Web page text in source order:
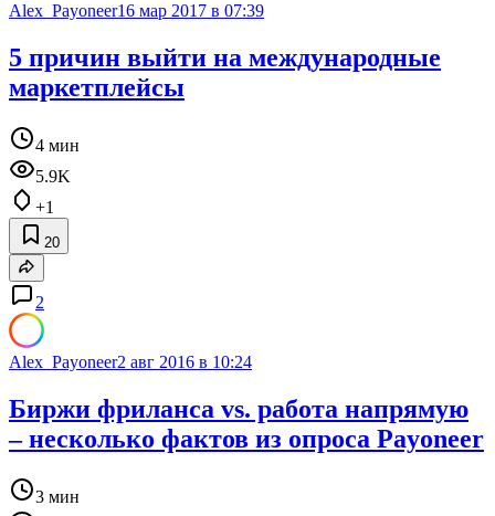
Alex_Payoneer16 мар 2017 в 07:39
5 причин выйти на международные
маркетплейсы
4 мин
5.9K
+1
20
2
Alex_Payoneer2 авг 2016 в 10:24
Биржи фриланса vs. работа напрямую
– несколько фактов из опроса Payoneer
3 мин